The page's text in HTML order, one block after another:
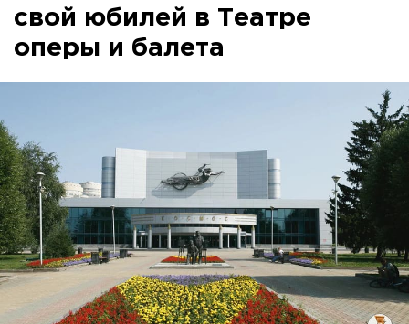
свой юбилей в Театре
оперы и балета